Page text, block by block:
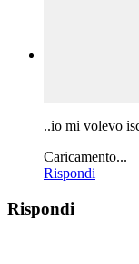
..io mi volevo
Caricamento...
Rispondi
Rispondi